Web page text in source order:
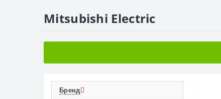
Mitsubishi Electric
Бренд